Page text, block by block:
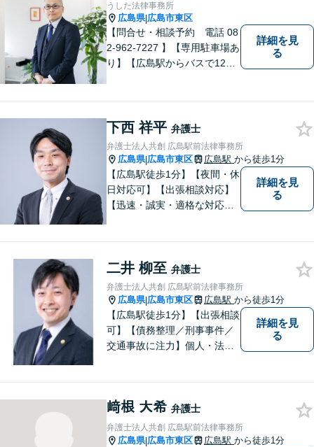
うした法律事務所
広島県|広島市東区
【問合せ・相談予約 電話 08
2-962-7227 】【専用駐車場あ
り】【広島駅からバスで12
お電話ください。
詳細を見
る
下西 祥平 弁護士
弁護士法人共創 広島駅前法律事務所
広島県|広島市東区 広島駅 から徒歩1分
【広島駅徒歩1分】【夜間・休
日対応可】【出張相談対応】
【迅速・誠実・適格な対応】
重視しています。また、弊事
務所は迅速な対応・回答を最
優先にしています。
詳細を見
る
二井 柳至 弁護士
弁護士法人共創 広島駅前法律事務所
広島県|広島市東区 広島駅 から徒歩1分
【広島駅徒歩1分】【出張相談
可】【債務整理／刑事事件／
交通事故に注力】個人・法人
の「平和」が実現できるよ
う、依頼者一人ひとりに寄り
添い、解決へ導きます。
詳細を見
る
﨑根 大希 弁護士
弁護士法人共創 広島駅前法律事務所
広島県|広島市東区 広島駅 から徒歩1分